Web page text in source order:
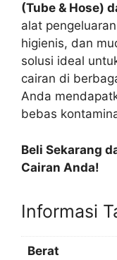
(Tube & Hose)
alat
higienis, dan
solusi ideal
cairan di
Anda
bebas
Beli Sekarang
Cairan Anda!
Informasi
Berat